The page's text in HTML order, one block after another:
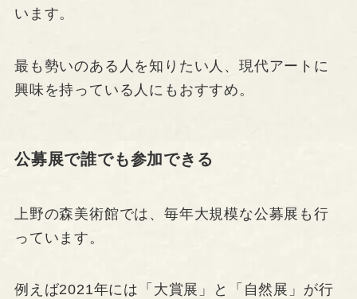
います。
最も勢いのある人を知りたい人、現代アートに
興味を持っている人にもおすすめ。
公募展で誰でも参加できる
上野の森美術館では、毎年大規模な公募展も行
っています。
例えば2021年には「大賞展」と「自然展」が行